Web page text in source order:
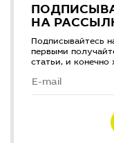
НА
Подписывайтесь
первыми
статьи, и конечно